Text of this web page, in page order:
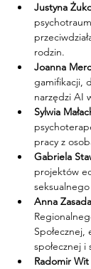
Justyna
rodzin.
Joanna
gamifikacji,
narzędzi AI
Sylwia
pracy z
Gabriela
projektów
seksualnego
Anna
społecznej i
Radomir Wit